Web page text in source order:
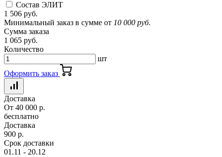
Состав ЭЛИТ
1 506 руб.
Минимальный заказ в сумме от 10 000 руб.
Сумма заказа
1 065 руб.
Количество
шт
Оформить заказ
Доставка
От 40 000 р.
бесплатно
Доставка
900 р.
Срок доставки
01.11 - 20.12